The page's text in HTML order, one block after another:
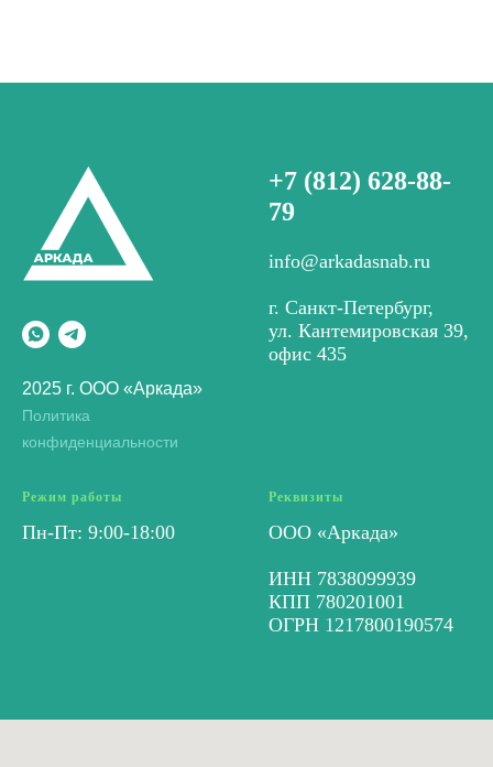
2025 г. ООО «Аркада»
Политика
конфиденциальности
+7 (812) 628-88-
79
info@arkadasnab.ru
г. Санкт-Петербург,
ул. Кантемировская 39,
офис 435
Режим работы
Пн-Пт: 9:00-18:00
Реквизиты
ООО «Аркада»
ИНН 7838099939
КПП 780201001
ОГРН 1217800190574